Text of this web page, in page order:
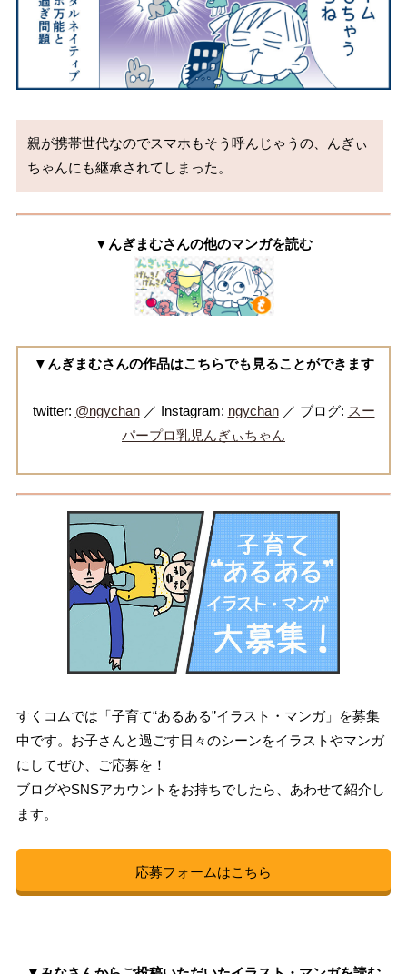
親が携帯世代なのでスマホもそう呼んじゃうの、んぎぃ
ちゃんにも継承されてしまった。
▼んぎまむさんの他のマンガを読む
▼んぎまむさんの作品はこちらでも見ることができます
twitter: @ngychan／ Instagram: ngychan／ ブログ: スー
パープロ乳児んぎぃちゃん
すくコムでは「子育て“あるある”イラスト・マンガ」を募集
中です。お子さんと過ごす日々のシーンをイラストやマンガ
にしてぜひ、ご応募を！
ブログやSNSアカウントをお持ちでしたら、あわせて紹介し
ます。
応募フォームはこちら